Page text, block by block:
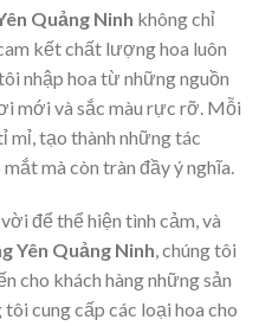
Quảng Ninh không chỉ
kết chất lượng hoa luôn
nhập hoa từ những nguồn
mới và sắc màu rực rỡ. Mỗi
mỉ, tạo thành những tác
mà còn tràn đầy ý nghĩa.
để thể hiện tình cảm, và
Yên Quảng Ninh, chúng tôi
cho khách hàng những sản
tôi cung cấp các loại hoa cho